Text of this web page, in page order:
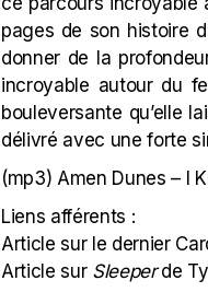
pages de son histoire
donner de la
incroyable autour du
bouleversante qu’elle
délivré avec une forte
(mp3) Amen Dunes – I
Liens afférents :
Article sur le dernier
Article sur Sleeperde